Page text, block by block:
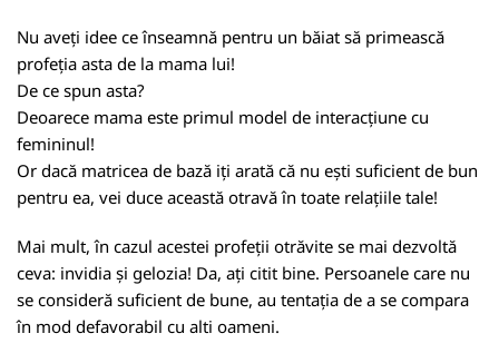
Nu aveți idee ce înseamnă pentru un băiat să primească
profeția asta de la mama lui!
De ce spun asta?
Deoarece mama este primul model de interacțiune cu
femininul!
Or dacă matricea de bază iți arată că nu ești suficient de bun
pentru ea, vei duce această otravă în toate relațiile tale!
Mai mult, în cazul acestei profeții otrăvite se mai dezvoltă
ceva: invidia și gelozia! Da, ați citit bine. Persoanele care nu
se consideră suficient de bune, au tentația de a se compara
în mod defavorabil cu alti oameni.